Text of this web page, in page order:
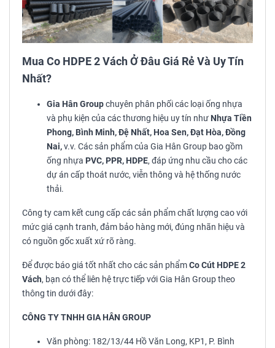
Mua Co HDPE 2 Vách Ở Đâu Giá Rẻ Và Uy Tín
Nhất?
Gia Hân Groupchuyên phân phối các loại ống nhựa
và phụ kiện của các thương hiệu uy tín như Nhựa Tiền
Phong, Bình Minh, Đệ Nhất, Hoa Sen, Đạt Hòa, Đồng
Nai,v.v. Các sản phẩm của Gia Hân Group bao gồm
ống nhựa PVC, PPR, HDPE, đáp ứng nhu cầu cho các
dự án cấp thoát nước, viễn thông và hệ thống nước
thải.
Công ty cam kết cung cấp các sản phẩm chất lượng cao với
mức giá cạnh tranh, đảm bảo hàng mới, đúng nhãn hiệu và
có nguồn gốc xuất xứ rõ ràng.
Để được báo giá tốt nhất cho các sản phẩmCo Cút HDPE 2
Vách, bạn có thể liên hệ trực tiếp với Gia Hân Group theo
thông tin dưới đây:
CÔNG TY TNHH GIA HÂN GROUP
Văn phòng: 182/13/44 Hồ Văn Long, KP1, P. Bình